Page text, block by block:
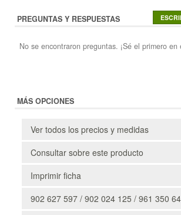
PREGUNTAS Y RESPUESTAS
No se encontraron preguntas. ¡Sé el primero en
MÁS OPCIONES
Ver todos los precios y medidas
Consultar sobre este producto
Imprimir ficha
902 627 597 / 902 024 125 / 961 350